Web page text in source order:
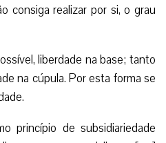
consiga realizar por si, o grau
liberdade na base; tanto
na cúpula. Por esta forma se
princípio de subsidiariedade